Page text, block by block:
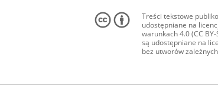
Treści tekstowe
udostępniane na
warunkach 4.0 (CC
są udostępniane na
bez utworów